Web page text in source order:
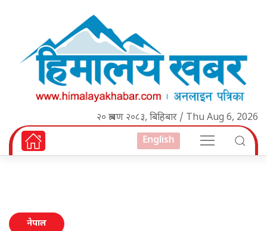
२० श्रावण २०८३, बिहिबार / Thu Aug 6, 2026
English
नेपाल